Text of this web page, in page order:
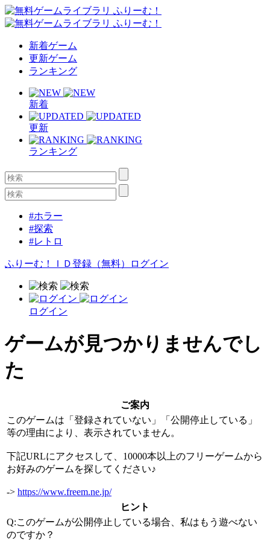
新着ゲーム
更新ゲーム
ランキング
新着
更新
ランキング
#ホラー
#探索
#レトロ
ふりーむ！ＩＤ登録（無料） ログイン
ログイン
ゲームが見つかりませんでし
た
ご案内
このゲームは「登録されていない」「公開停止している」
等の理由により、表示されていません。
下記URLにアクセスして、10000本以上のフリーゲームから
お好みのゲームを探してください♪
-> https://www.freem.ne.jp/
ヒント
Q:このゲームが公開停止している場合、私はもう遊べない
のですか？